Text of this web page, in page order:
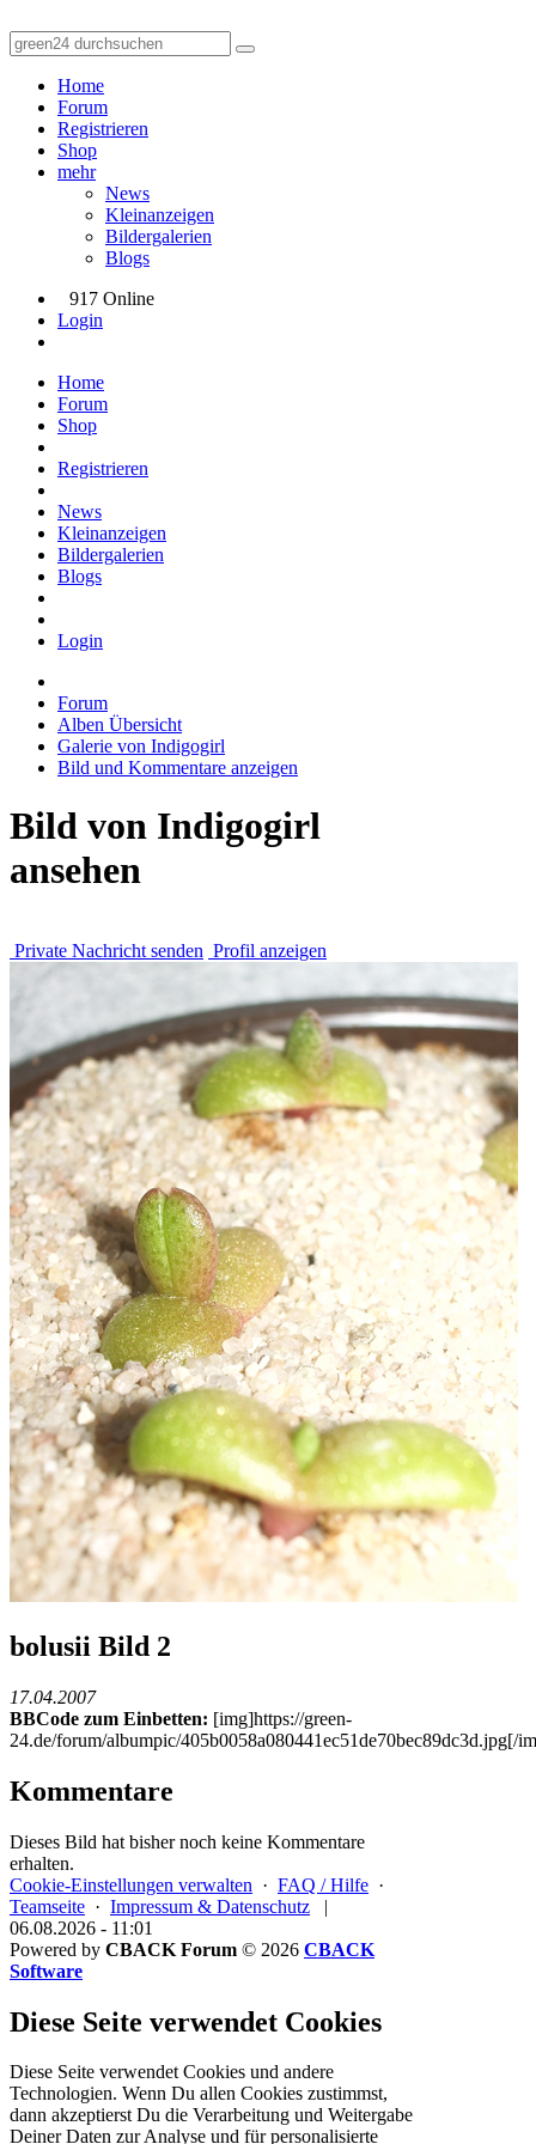
Home
Forum
Registrieren
Shop
mehr
News
Kleinanzeigen
Bildergalerien
Blogs
917 Online
Login
Home
Forum
Shop
Registrieren
News
Kleinanzeigen
Bildergalerien
Blogs
Login
Forum
Alben Übersicht
Galerie von Indigogirl
Bild und Kommentare anzeigen
Bild von Indigogirl
ansehen
Private Nachricht senden Profil anzeigen
bolusii Bild 2
17.04.2007
BBCode zum Einbetten: [img]https://green-
24.de/forum/albumpic/405b0058a080441ec51de70bec89dc3d.jpg[/
Kommentare
Dieses Bild hat bisher noch keine Kommentare
erhalten.
Cookie-Einstellungen verwalten · FAQ / Hilfe ·
Teamseite · Impressum & Datenschutz |
06.08.2026 - 11:01
Powered by CBACK Forum © 2026 CBACK
Software
Diese Seite verwendet Cookies
Diese Seite verwendet Cookies und andere
Technologien. Wenn Du allen Cookies zustimmst,
dann akzeptierst Du die Verarbeitung und Weitergabe
Deiner Daten zur Analyse und für personalisierte